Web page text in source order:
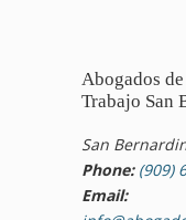
Abogados
Trabajo San
San
Phone: (909)
Email: